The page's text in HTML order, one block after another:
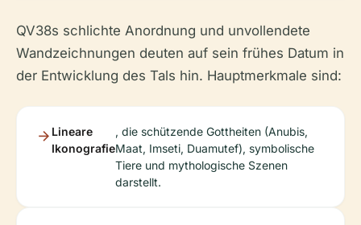
QV38s schlichte Anordnung und unvollendete
Wandzeichnungen deuten auf sein frühes Datum in
der Entwicklung des Tals hin. Hauptmerkmale sind:
Lineare
Ikonografie
, die schützende Gottheiten (Anubis,
Maat, Imseti, Duamutef), symbolische
Tiere und mythologische Szenen
darstellt.